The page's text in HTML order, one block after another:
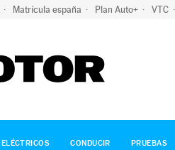
Matrícula españa Plan Auto+ VTC
ELÉCTRICOS CONDUCIR PRUEBAS